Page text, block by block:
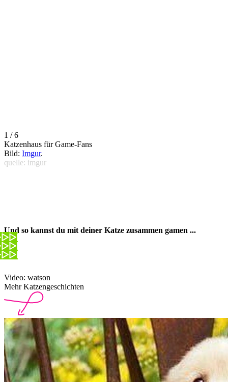
1 / 6
Katzenhaus für Game-Fans
Bild: Imgur.
quelle: imgur
Und so kannst du mit deiner Katze zusammen gamen ...
Video: watson
Mehr Katzengeschichten